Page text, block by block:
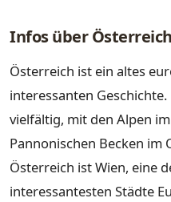
Infos über Österreich
Österreich ist ein altes
interessanten
vielfältig, mit den Alpen
Pannonischen Becken im
Österreich ist Wien, eine
interessantesten Städte